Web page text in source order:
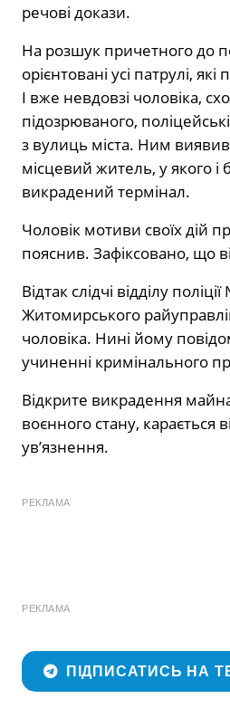
речові докази.
На розшук причетного до
орієнтовані усі патрулі,
І вже невдовзі чоловіка,
підозрюваного,
з вулиць міста. Ним
місцевий житель, у якого
викрадений термінал.
Чоловік мотиви своїх дій
пояснив. Зафіксовано, що
Відтак слідчі відділу
Житомирського
чоловіка. Нині йому
учиненні кримінального
Відкрите викрадення
воєнного стану, карається
ув’язнення.
РЕКЛАМА
РЕКЛАМА
ПІДПИСАТИСЬ НА